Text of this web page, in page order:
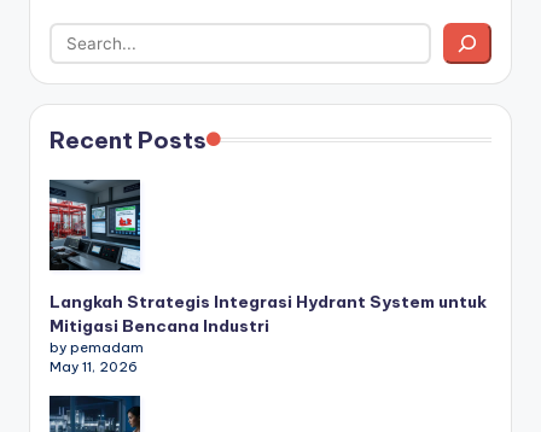
Recent Posts
Langkah Strategis Integrasi Hydrant System untuk
Mitigasi Bencana Industri
by pemadam
May 11, 2026